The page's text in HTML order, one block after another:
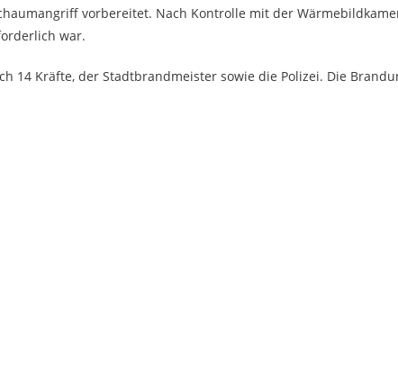
vorbereitet. Nach Kontrolle mit der
war.
14 Kräfte, der Stadtbrandmeister sowie die Polizei. Die